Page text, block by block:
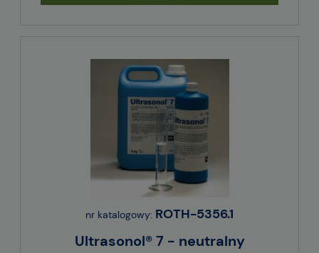
nr katalogowy: ROTH-5356.1
Ultrasonol® 7 - neutralny